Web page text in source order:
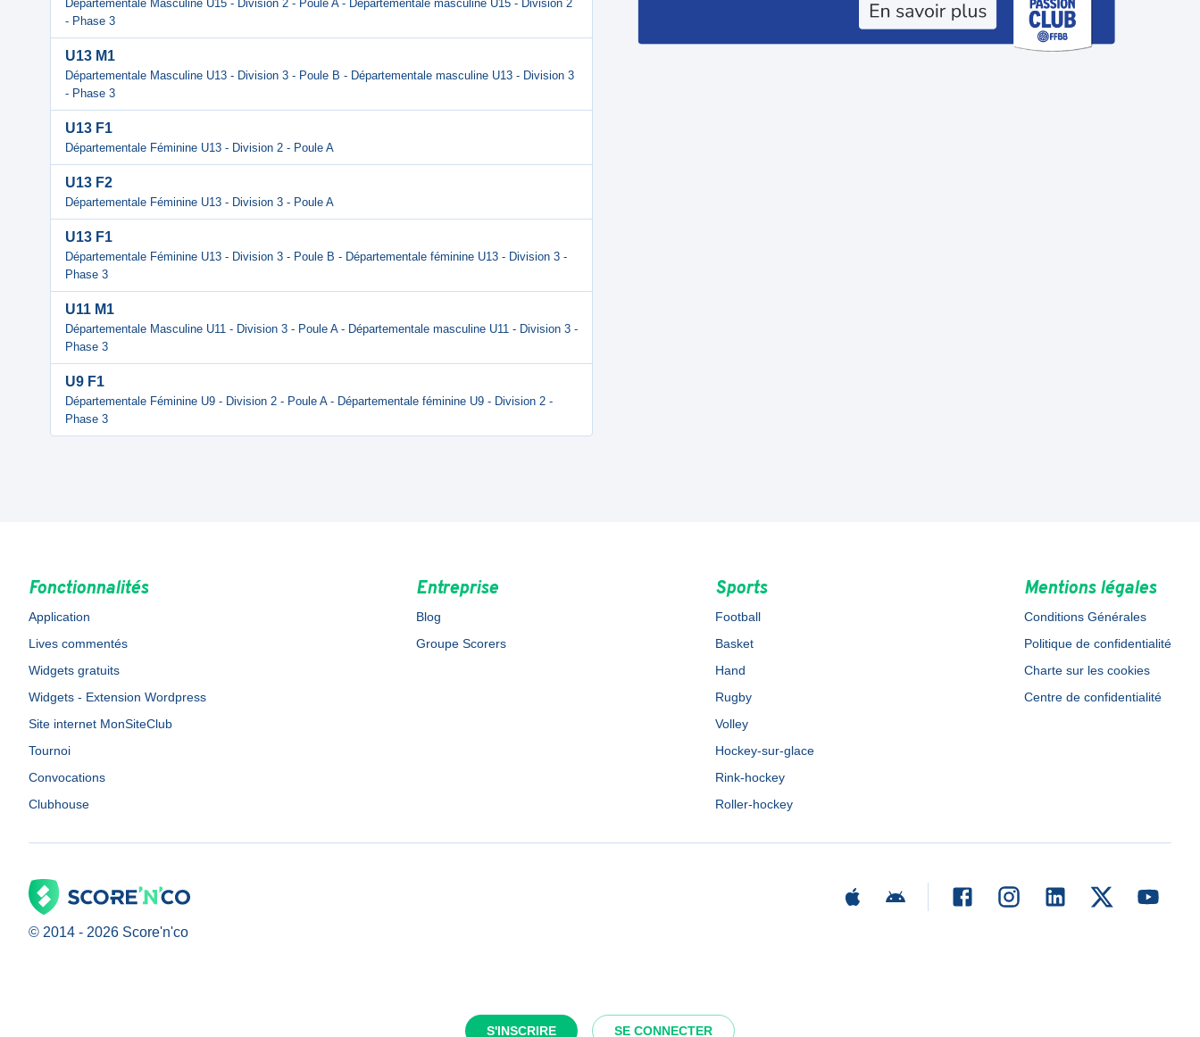
S'INSCRIRE SE CONNECTER
Départementale Masculine U15 - Division 2 - Poule A - Départementale masculine U15 - Division 2
- Phase 3
U13 M1
Départementale Masculine U13 - Division 3 - Poule B - Départementale masculine U13 - Division 3
- Phase 3
U13 F1
Départementale Féminine U13 - Division 2 - Poule A
U13 F2
Départementale Féminine U13 - Division 3 - Poule A
U13 F1
Départementale Féminine U13 - Division 3 - Poule B - Départementale féminine U13 - Division 3 -
Phase 3
U11 M1
Départementale Masculine U11 - Division 3 - Poule A - Départementale masculine U11 - Division 3 -
Phase 3
U9 F1
Départementale Féminine U9 - Division 2 - Poule A - Départementale féminine U9 - Division 2 -
Phase 3
Fonctionnalités
Application
Lives commentés
Widgets gratuits
Widgets - Extension Wordpress
Site internet MonSiteClub
Tournoi
Convocations
Clubhouse
Entreprise
Blog
Groupe Scorers
Sports
Football
Basket
Hand
Rugby
Volley
Hockey-sur-glace
Rink-hockey
Roller-hockey
Mentions légales
Conditions Générales
Politique de confidentialité
Charte sur les cookies
Centre de confidentialité
© 2014 - 2026 Score'n'co